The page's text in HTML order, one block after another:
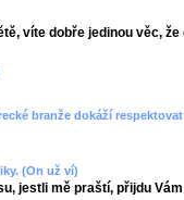
víte dobře jedinou věc,
branže dokáží
(On už ví)
jestli mě praští, přijdu